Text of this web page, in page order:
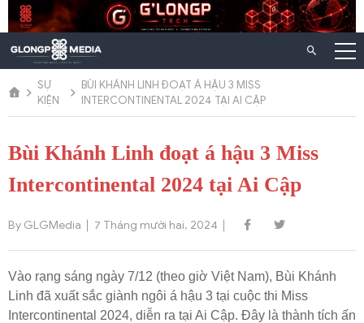
Chuyển
đến
dung
SỰ
KIỆN
BÙI KHÁNH LINH ĐOẠT Á HẬU 3 MISS
INTERCONTINENTAL 2024 TẠI AI CẬP
Bùi Khánh Linh đoạt á hậu 3 Miss
Intercontinental 2024 tại Ai Cập
By GLGMedia 7 Tháng mười hai, 2024
Vào rạng sáng ngày 7/12 (theo giờ Việt Nam), Bùi Khánh
Linh đã xuất sắc giành ngôi á hậu 3 tại cuộc thi Miss
Intercontinental 2024, diễn ra tại Ai Cập. Đây là thành tích ấn